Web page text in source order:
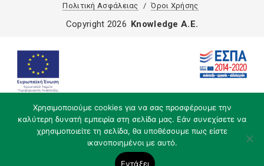
Πολιτική Ασφάλειας Όροι Χρήσης
Χρησιμοποιούμε cookies για να σας προσφέρουμε την
καλύτερη δυνατή εμπειρία στη σελίδα μας. Εάν συνεχίσετε να
χρησιμοποιείτε τη σελίδα, θα υποθέσουμε πως είστε
ικανοποιημένοι με αυτό.
Εντάξει
Copyright 2026 Knowledge A.E.